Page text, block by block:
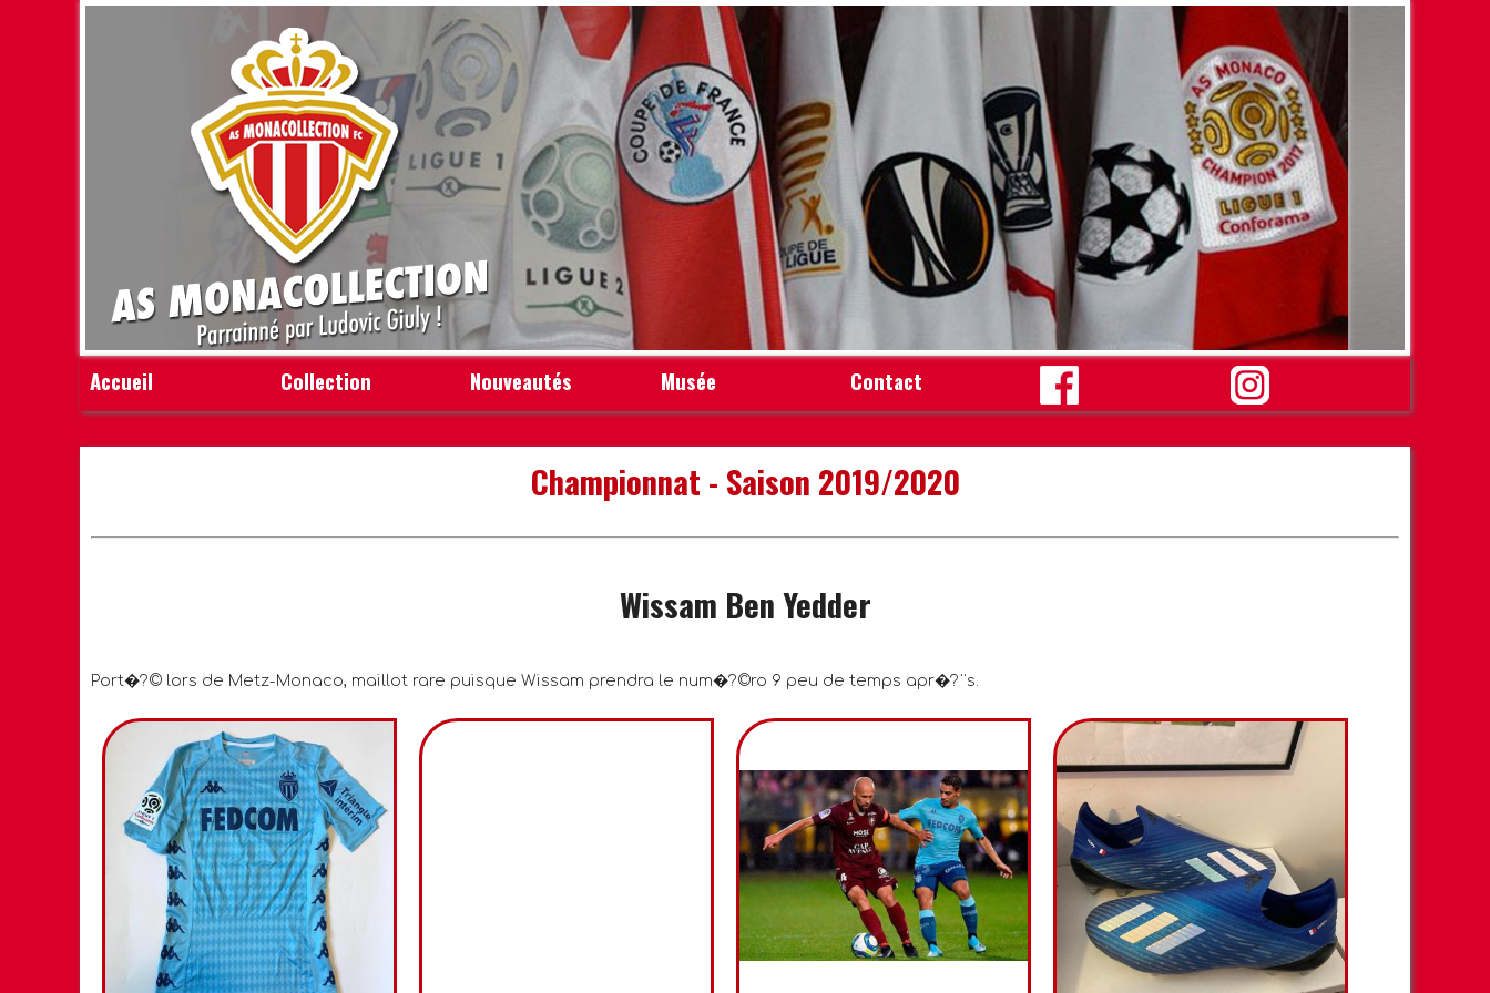
Accueil Collection Nouveautés Musée Contact
Championnat - Saison 2019/2020
Wissam Ben Yedder
Port�?© lors de Metz-Monaco, maillot rare puisque Wissam prendra le num�?©ro 9 peu de temps apr�?¨s.